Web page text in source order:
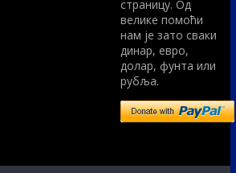
страницу. Од
велике помоћи
нам је зато сваки
динар, евро,
долар, фунта или
рубља.